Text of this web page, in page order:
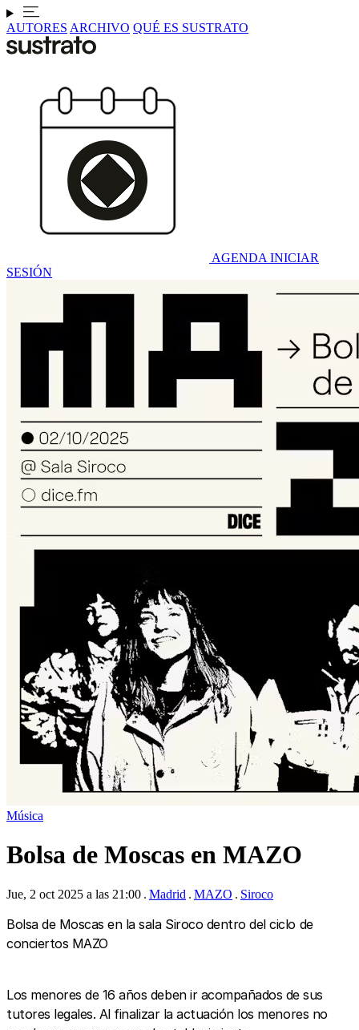
AUTORES ARCHIVO QUÉ ES SUSTRATO
AGENDA INICIAR
SESIÓN
Música
Bolsa de Moscas en MAZO
Jue, 2 oct 2025 a las 21:00 Madrid MAZO Siroco
Bolsa de Moscas en la sala Siroco dentro del ciclo de
conciertos MAZO
Los menores de 16 años deben ir acompañados de sus
tutores legales. Al finalizar la actuación los menores no